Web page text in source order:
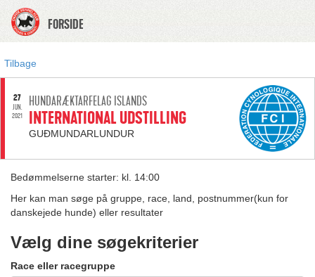
FORSIDE
Tilbage
27
JUN.
2021
HUNDARÆKTARFELAG ISLANDS
INTERNATIONAL UDSTILLING
GUÐMUNDARLUNDUR
Bedømmelserne starter: kl. 14:00
Her kan man søge på gruppe, race, land, postnummer(kun for
danskejede hunde) eller resultater
Vælg dine søgekriterier
Race eller racegruppe